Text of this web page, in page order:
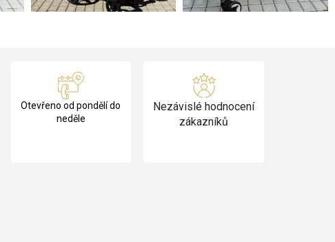
Otevřeno od pondělí do
neděle
Nezávislé hodnocení
zákazníků